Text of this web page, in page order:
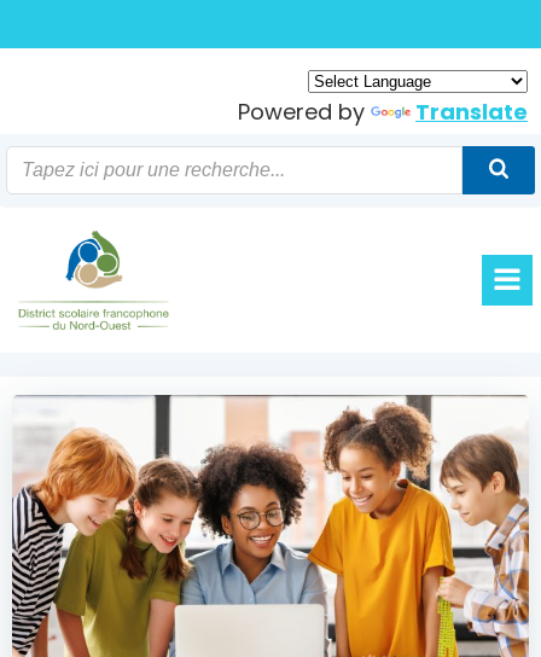
to
content
Powered by
Translate